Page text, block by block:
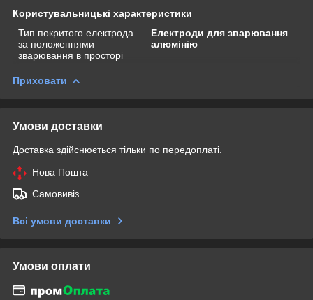
Користувальницькі характеристики
Тип покритого електрода
за положеннями
зварювання в просторі
Електроди для зварювання
алюмінію
Приховати
Умови доставки
Доставка здійснюється тільки по передоплаті.
Нова Пошта
Самовивіз
Всі умови доставки
Умови оплати